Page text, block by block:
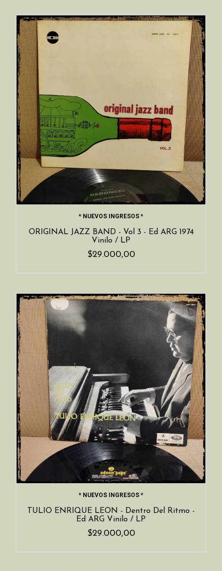
* NUEVOS INGRESOS *
ORIGINAL JAZZ BAND - Vol 3 - Ed ARG 1974
Vinilo / LP
$29.000,00
* NUEVOS INGRESOS *
TULIO ENRIQUE LEON - Dentro Del Ritmo -
Ed ARG Vinilo / LP
$29.000,00